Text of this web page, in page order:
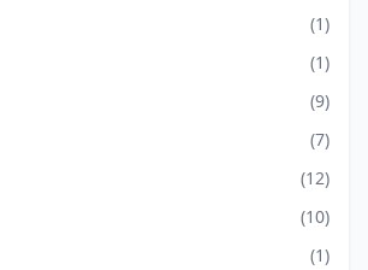
(1)
(1)
(9)
(7)
(12)
(10)
(1)